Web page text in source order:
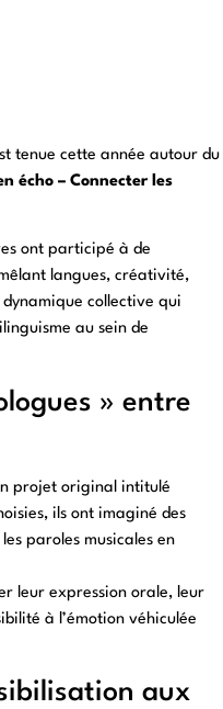
tenue cette année autour du
écho – Connecter les
ont participé à de
langues, créativité,
collective qui
au sein de
» entre
projet original intitulé
ils ont imaginé des
paroles musicales en
leur expression orale, leur
à l’émotion véhiculée
aux